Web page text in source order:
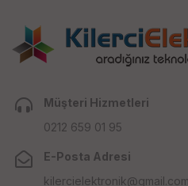
Müşteri Hizmetleri
0212 659 01 95
E-Posta Adresi
kilercielektronik@gmail.com